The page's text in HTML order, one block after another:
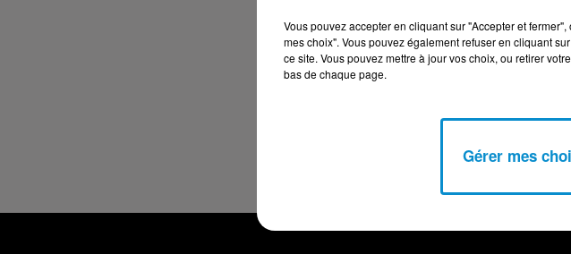
Vous pouvez accepter en cliquant sur "Accepter et
mes choix". Vous pouvez également refuser en cliquant
ce site. Vous pouvez mettre à jour vos choix, ou retirer
bas de chaque page.
Gérer mes